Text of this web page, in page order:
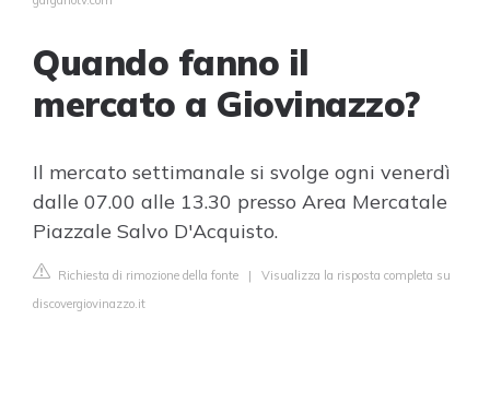
Quando fanno il
mercato a Giovinazzo?
Il mercato settimanale si svolge ogni venerdì
dalle 07.00 alle 13.30 presso Area Mercatale
Piazzale Salvo D'Acquisto.
Richiesta di rimozione della fonte | Visualizza la risposta completa su
discovergiovinazzo.it